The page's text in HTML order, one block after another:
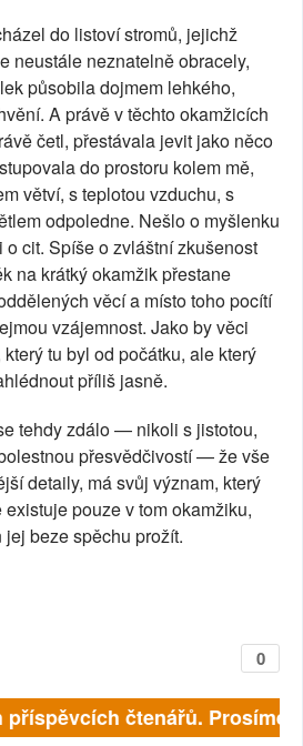
do listoví stromů, jejichž
neustále neznatelně obracely,
působila dojmem lehkého,
A právě v těchto okamžicích
četl, přestávala jevit jako něco
do prostoru kolem mě,
větví, s teplotou vzduchu, s
odpoledne. Nešlo o myšlenku
cit. Spíše o zvláštní zkušenost
na krátký okamžik přestane
věcí a místo toho pocítí
vzájemnost. Jako by věci
tu byl od počátku, ale který
příliš jasně.
tehdy zdálo — nikoli s jistotou,
přesvědčivostí — že vše
detaily, má svůj význam, který
pouze v tom okamžiku,
beze spěchu prožít.
0
čtenářů. Prosíme,